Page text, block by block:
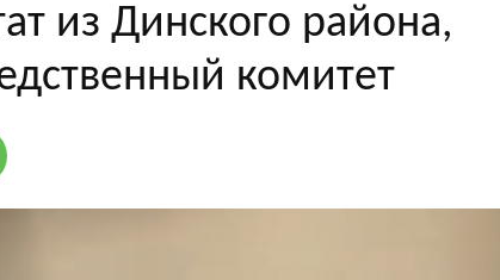
из Динского района,
комитет